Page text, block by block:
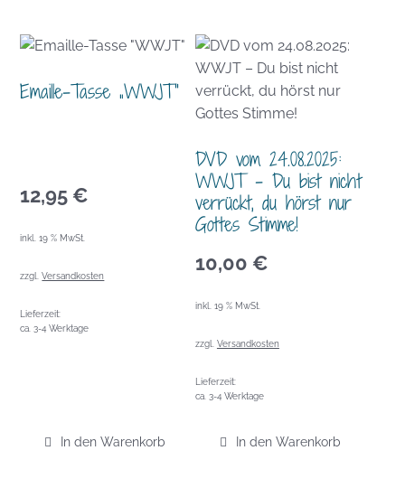
Emaille-Tasse „WWJT“
12,95 €
inkl. 19 % MwSt.
zzgl.Versandkosten
Lieferzeit:
ca. 3-4 Werktage
In den Warenkorb
DVD vom 24.08.2025:
WWJT – Du bist nicht
verrückt, du hörst nur
Gottes Stimme!
10,00 €
inkl. 19 % MwSt.
zzgl. Versandkosten
Lieferzeit:
ca. 3-4 Werktage
In den Warenkorb